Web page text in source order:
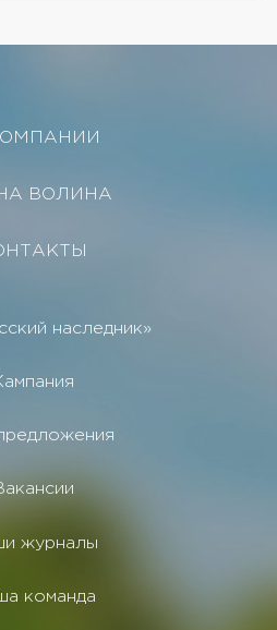
ВОЛИНА
наследник»
журналы
команда